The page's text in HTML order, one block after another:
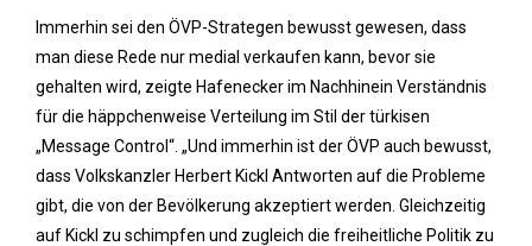
Immerhin sei den ÖVP-Strategen bewusst gewesen, dass
man diese Rede nur medial verkaufen kann, bevor sie
gehalten wird, zeigte Hafenecker im Nachhinein Verständnis
für die häppchenweise Verteilung im Stil der türkisen
„Message Control“. „Und immerhin ist der ÖVP auch bewusst,
dass Volkskanzler Herbert Kickl Antworten auf die Probleme
gibt, die von der Bevölkerung akzeptiert werden. Gleichzeitig
auf Kickl zu schimpfen und zugleich die freiheitliche Politik zu